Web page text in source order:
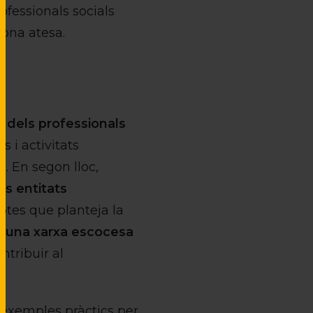
socials
atesa.
dels professionals
i activitats
En segon lloc,
entitats
que planteja la
una xarxa escocesa
al